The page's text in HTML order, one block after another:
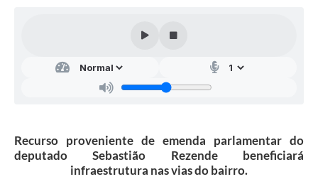
Recurso proveniente de emenda parlamentar do
deputado Sebastião Rezende beneficiará
infraestrutura nas vias do bairro.